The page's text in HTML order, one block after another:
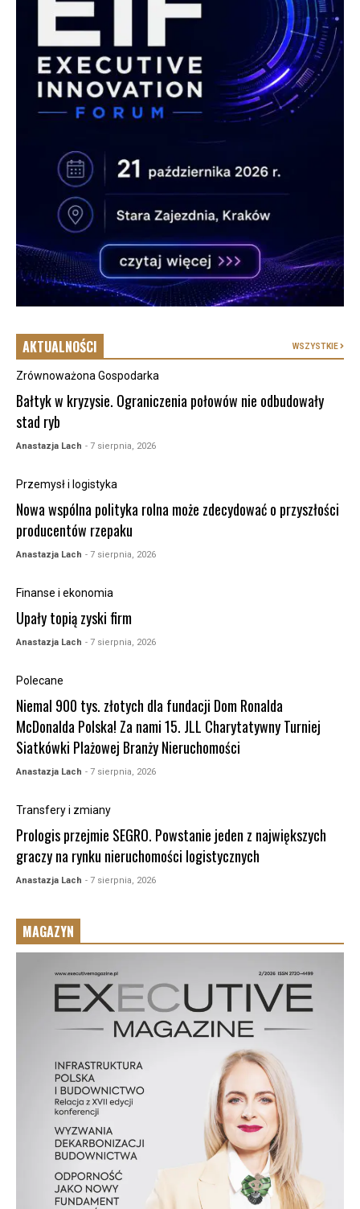
AKTUALNOŚCI WSZYSTKIE
Zrównoważona Gospodarka
Bałtyk w kryzysie. Ograniczenia połowów nie odbudowały
stad ryb
Anastazja Lach - 7 sierpnia, 2026
Przemysł i logistyka
Nowa wspólna polityka rolna może zdecydować o przyszłości
producentów rzepaku
Anastazja Lach - 7 sierpnia, 2026
Finanse i ekonomia
Upały topią zyski firm
Anastazja Lach - 7 sierpnia, 2026
Polecane
Niemal 900 tys. złotych dla fundacji Dom Ronalda
McDonalda Polska! Za nami 15. JLL Charytatywny Turniej
Siatkówki Plażowej Branży Nieruchomości
Anastazja Lach - 7 sierpnia, 2026
Transfery i zmiany
Prologis przejmie SEGRO. Powstanie jeden z największych
graczy na rynku nieruchomości logistycznych
Anastazja Lach - 7 sierpnia, 2026
MAGAZYN